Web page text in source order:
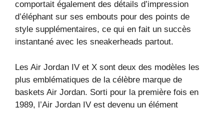
comportait également des détails d’impression
d’éléphant sur ses embouts pour des points de
style supplémentaires, ce qui en fait un succès
instantané avec les sneakerheads partout.
Les Air Jordan IV et X sont deux des modèles les
plus emblématiques de la célèbre marque de
baskets Air Jordan. Sorti pour la première fois en
1989, l’Air Jordan IV est devenu un élément